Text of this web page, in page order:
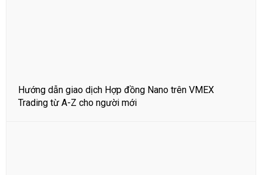
Hướng dẫn giao dịch Hợp đồng Nano trên VMEX
Trading từ A-Z cho người mới